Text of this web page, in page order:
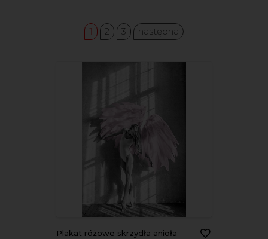
1 2 3 następna
Plakat różowe skrzydła anioła